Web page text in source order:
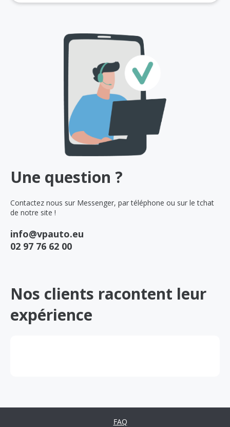
Une question ?
Contactez nous sur Messenger, par téléphone ou sur le tchat
de notre site !
info@vpauto.eu
02 97 76 62 00
Nos clients racontent leur
expérience
FAQ